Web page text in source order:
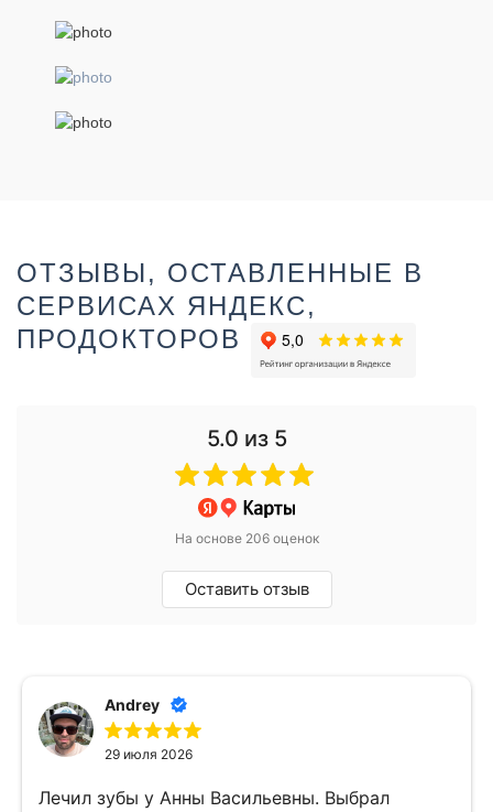
ОТЗЫВЫ, ОСТАВЛЕННЫЕ В
СЕРВИСАХ ЯНДЕКС,
ПРОДОКТОРОВ
5.0 из 5
На основе 206 оценок
Оставить отзыв
Andrey
29 июля 2026
Лечил зубы у Анны Васильевны. Выбрал